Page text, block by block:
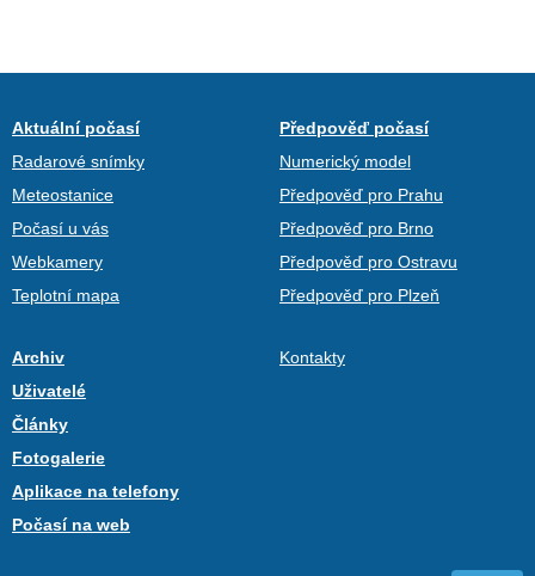
Aktuální počasí
Radarové snímky
Meteostanice
Počasí u vás
Webkamery
Teplotní mapa
Předpověď počasí
Numerický model
Předpověď pro Prahu
Předpověď pro Brno
Předpověď pro Ostravu
Předpověď pro Plzeň
Archiv
Uživatelé
Články
Fotogalerie
Aplikace na telefony
Počasí na web
Kontakty